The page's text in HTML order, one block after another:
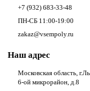
+7 (932) 683-33-48
ПН-СБ 11:00-19:00
zakaz@vsempoly.ru
Наш адрес
Московская область,
6-ой микрорайон, д.8